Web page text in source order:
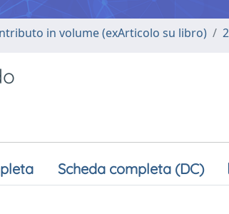
in volume (exArticolo su libro)
Scheda completa (DC)